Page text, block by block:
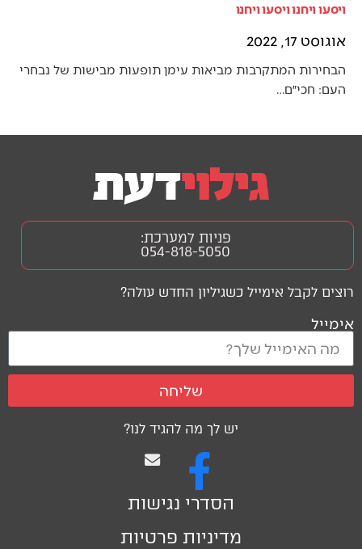
ויסעו ויחנו ויסעו ויחנו
אוגוסט 17, 2022
הבחירות המתקרבות מביאות עימן תופעות מבישות של נבחרי
העם: חכי״ם…
יש לך מה להגיד לנו?
הסדרי נגישות
מדיניות פרטיות
רוצים לקבל אימייל כשגיליון החדש עולה?
אימייל
שליחה
פניות למערכת:
054-818-5050